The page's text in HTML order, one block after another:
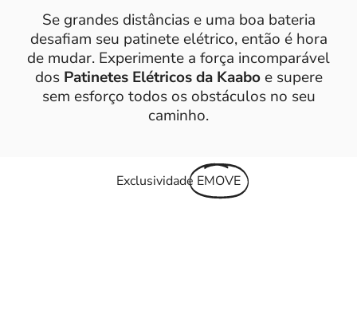
Se grandes distâncias e uma boa bateria
desafiam seu patinete elétrico, então é hora
de mudar. Experimente a força incomparável
dos Patinetes Elétricos da Kaaboe supere
sem esforço todos os obstáculos no seu
caminho.
Exclusividade EMOVE